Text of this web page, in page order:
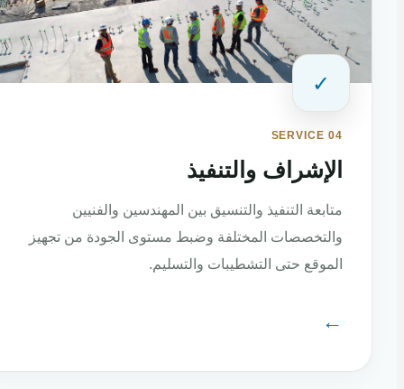
✓
SERVICE 04
الإشراف والتنفيذ
متابعة التنفيذ والتنسيق بين المهندسين والفنيين
والتخصصات المختلفة وضبط مستوى الجودة من تجهيز
الموقع حتى التشطيبات والتسليم.